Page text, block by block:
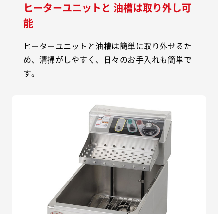
ヒーターユニットと 油槽は取り外し可
能
ヒーターユニットと油槽は簡単に取り外せるた
め、清掃がしやすく、日々のお手入れも簡単で
す。